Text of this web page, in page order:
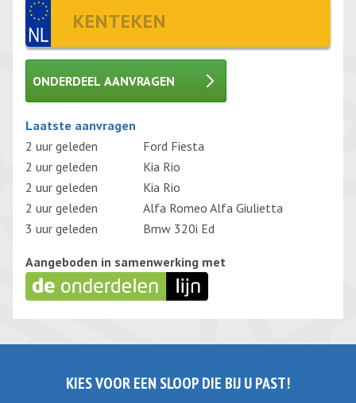
ONDERDEEL AANVRAGEN
Gelieve dit veld leeg te laten.
Laatste aanvragen
2 uur geleden
Ford Fiesta
2 uur geleden
Kia Rio
2 uur geleden
Kia Rio
2 uur geleden
Alfa Romeo Alfa Giulietta
3 uur geleden
Bmw 320i Ed
Aangeboden in samenwerking met
KIES VOOR EEN SLOOP DIE BIJ U PAST!